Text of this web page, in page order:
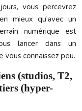
vous percevrez
mieux qu’avec un
numérique est
lancer dans un
connaissez peu.
(studios, T2,
(hyper-